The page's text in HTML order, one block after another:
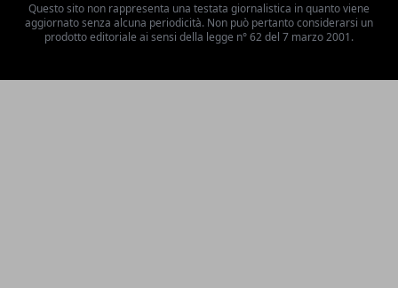
Questo sito non rappresenta una testata giornalistica in quanto viene
aggiornato senza alcuna periodicità. Non può pertanto considerarsi un
prodotto editoriale ai sensi della legge n° 62 del 7 marzo 2001.